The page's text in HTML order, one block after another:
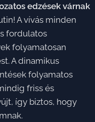
edzések várnak
A vívás minden
fordulatos
folyamatosan
A dinamikus
folyamatos
friss és
így biztos, hogy